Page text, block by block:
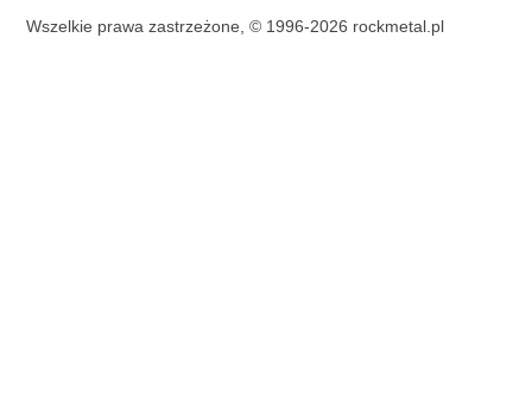
Wszelkie prawa zastrzeżone, © 1996-2026 rockmetal.pl